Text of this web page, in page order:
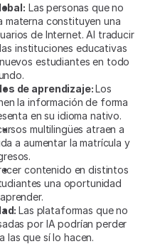
Las personas que no
materna constituyen una
de Internet. Al traducir
instituciones educativas
estudiantes en todo
de aprendizaje: Los
la información de forma
en su idioma nativo.
multilingües atraen a
a aumentar la matrícula y
contenido en distintos
una oportunidad
Las plataformas que no
por IA podrían perder
las que sí lo hacen.